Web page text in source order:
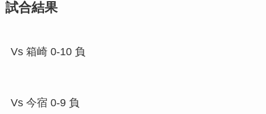
試合結果
Vs 箱崎 0-10 負
Vs 今宿 0-9 負